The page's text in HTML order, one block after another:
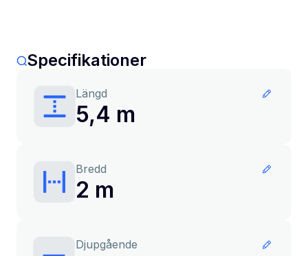
Specifikationer
Längd
5,4 m
Bredd
2 m
Djupgående